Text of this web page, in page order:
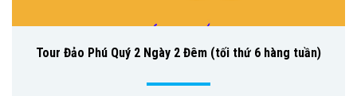
Tour Đảo Phú Quý 2 Ngày 2 Đêm (tối thứ 6 hàng tuần)